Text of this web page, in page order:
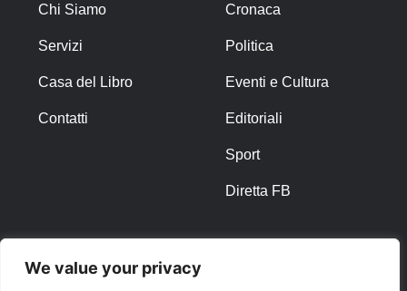
We value your privacy
Chi Siamo
Servizi
Casa del Libro
Contatti
Cronaca
Politica
Eventi e Cultura
Editoriali
Sport
Diretta FB